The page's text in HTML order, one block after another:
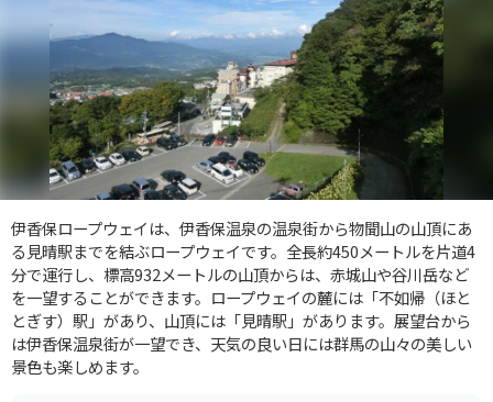
伊香保ロープウェイは、伊香保温泉の温泉街から物聞山の山頂にあ
る見晴駅までを結ぶロープウェイです。全長約450メートルを片道4
分で運行し、標高932メートルの山頂からは、赤城山や谷川岳など
を一望することができます。ロープウェイの麓には「不如帰（ほと
とぎす）駅」があり、山頂には「見晴駅」があります。展望台から
は伊香保温泉街が一望でき、天気の良い日には群馬の山々の美しい
景色も楽しめます。